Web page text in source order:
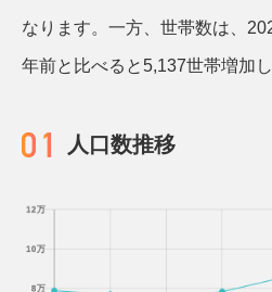
なります。一方、世帯数は、
年前と比べると5,137世帯増加し
人口数推移